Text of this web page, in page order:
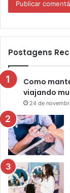
Postagens
Como
viajando
24 de